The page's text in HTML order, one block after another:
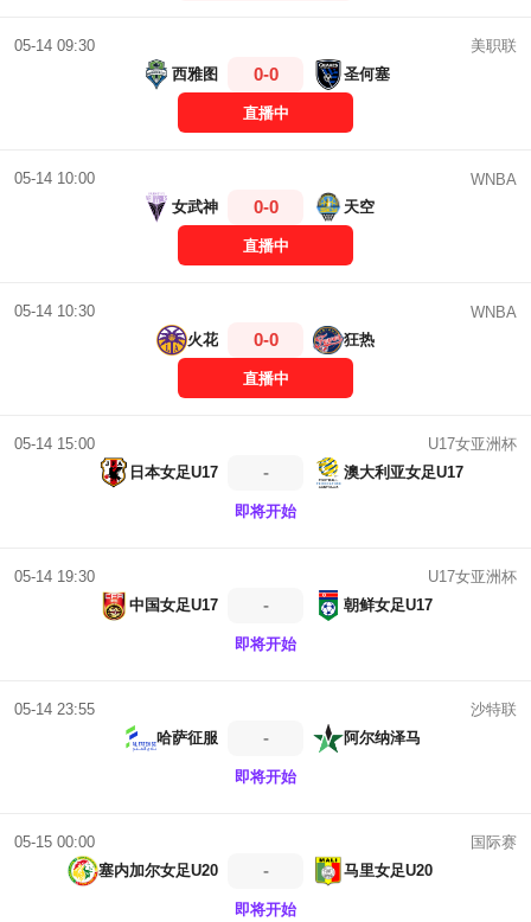
05-14 09:30
美职联
西雅图
0-0 圣何塞
直播中
05-14 10:00
WNBA
女武神
0-0 天空
直播中
05-14 10:30
WNBA
火花
0-0 狂热
直播中
05-14 15:00
U17女亚洲杯
日本女足U17
- 澳大利亚女足U17
即将开始
05-14 19:30
U17女亚洲杯
中国女足U17
- 朝鲜女足U17
即将开始
05-14 23:55
沙特联
哈萨征服
- 阿尔纳泽马
即将开始
05-15 00:00
国际赛
塞内加尔女足U20
- 马里女足U20
即将开始